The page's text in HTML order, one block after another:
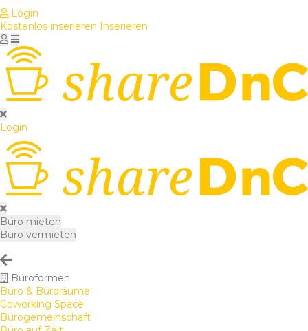
Login
Kostenlos inserieren Inserieren
Login
Büro mieten
Büro vermieten
Büroformen
Büro & Büroräume
Coworking Space
Bürogemeinschaft